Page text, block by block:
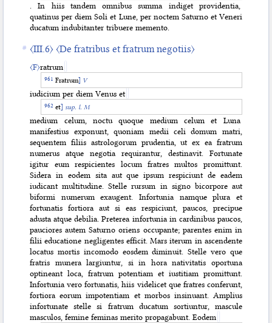
. In hiis tandem omnibus summa indiget providentia,
quatinus per diem Soli et Lune, per noctem Saturno et Veneri
ducatum indubitanter tribuere memento.
〈III.6〉 〈De fratribus et fratrum negotiis〉
〈F〉ratrum
Fratrum] V
iudicium per diem Venus et
et] sup. l. M
medium celum, noctu quoque medium celum et Luna
manifestius exponunt, quoniam medii celi domum matri,
sequentem filiis astrologorum prudentia, ut ex ea fratrum
numerus atque negotia requirantur, destinavit. Fortunate
igitur eum respicientes locum fratres multos promittunt.
Sidera in eodem sita aut que ipsum respiciunt de eadem
iudicant multitudine. Stelle rursum in signo bicorpore aut
biformi numerum exaugent. Infortunia namque plura et
fortunatis fortiora aut si eas respiciunt, paucos, precipue
adusta atque debilia. Preterea infortunia in cardinibus paucos,
pauciores autem Saturno oriens occupante; parentes enim in
filii educatione negligentes efficit. Mars iterum in ascendente
locatus mortis incomodo eosdem diminuit. Stelle vero que
fratris munera largiuntur, si in hora nativitatis oportuna
optineant loca, fratrum potentiam et iustitiam promittunt.
Infortunia vero fortunatis, hiis videlicet que fratres conferunt,
fortiora eorum impotentiam et morbos insinuant. Amplius
infortunate stelle si fratrum ducatum sortiuntur, mascule
masculos, femine feminas merito propagabunt. Eodem